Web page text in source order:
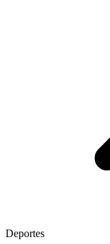
Deportes